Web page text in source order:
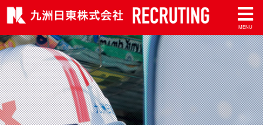
MENU